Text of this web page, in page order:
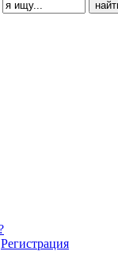
Регистрация